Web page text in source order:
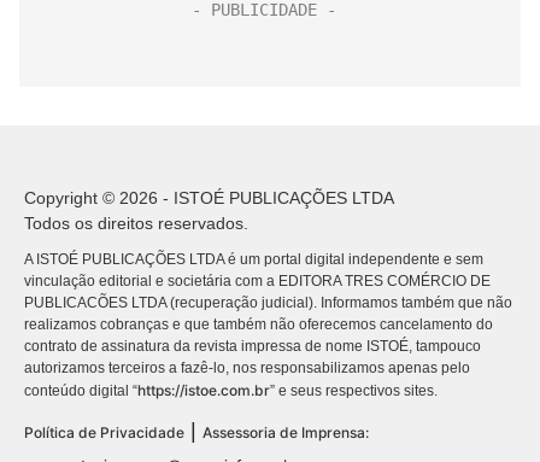
Copyright © 2026 - ISTOÉ PUBLICAÇÕES LTDA
Todos os direitos reservados.
A ISTOÉ PUBLICAÇÕES LTDA é um portal digital independente e sem
vinculação editorial e societária com a EDITORA TRES COMÉRCIO DE
PUBLICACÕES LTDA (recuperação judicial). Informamos também que não
realizamos cobranças e que também não oferecemos cancelamento do
contrato de assinatura da revista impressa de nome ISTOÉ, tampouco
autorizamos terceiros a fazê-lo, nos responsabilizamos apenas pelo
conteúdo digital “https://istoe.com.br” e seus respectivos sites.
Política de Privacidade
Assessoria de Imprensa: